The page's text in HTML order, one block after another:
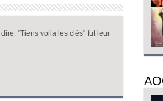
"Tiens voila les clés" fut leur